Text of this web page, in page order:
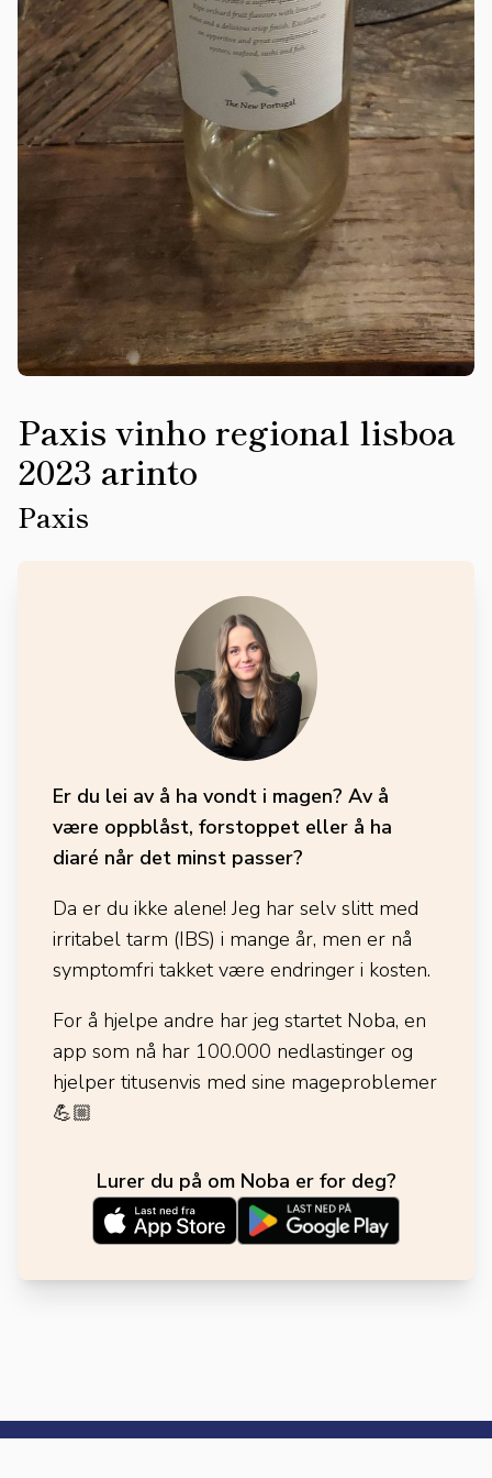
Paxis vinho regional lisboa
2023 arinto
Paxis
Er du lei av å ha vondt i magen? Av å
være oppblåst, forstoppet eller å ha
diaré når det minst passer?
Da er du ikke alene! Jeg har selv slitt med
irritabel tarm (IBS) i mange år, men er nå
symptomfri takket være endringer i kosten.
For å hjelpe andre har jeg startet Noba, en
app som nå har 100.000 nedlastinger og
hjelper titusenvis med sine mageproblemer
💪🏼
Lurer du på om Noba er for deg?